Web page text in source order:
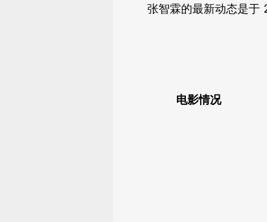
张智霖的最新动态是于
电影情况